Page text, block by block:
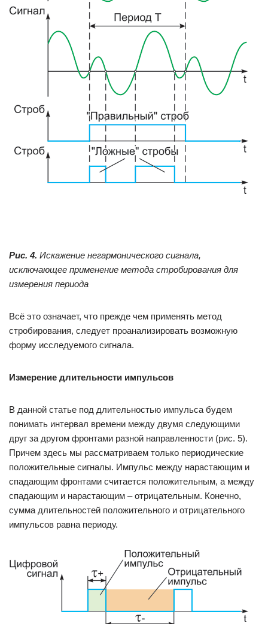
Рис. 4. Искажение негармонического сигнала,
исключающее применение метода стробирования для
измерения периода
Всё это означает, что прежде чем применять метод
стробирования, следует проанализировать возможную
форму исследуемого сигнала.
Измерение длительности импульсов
В данной статье под длительностью импульса будем
понимать интервал времени между двумя следующими
друг за другом фронтами разной направленности (рис. 5).
Причем здесь мы рассматриваем только периодические
положительные сигналы. Импульс между нарастающим и
спадающим фронтами считается положительным, а между
спадающим и нарастающим – отрицательным. Конечно,
сумма длительностей положительного и отрицательного
импульсов равна периоду.